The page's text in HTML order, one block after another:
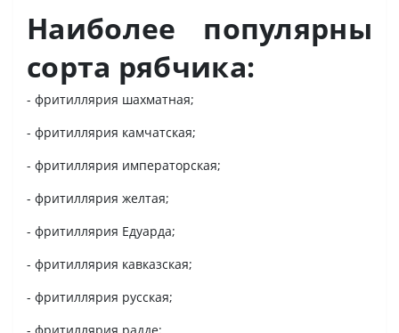
Наиболее популярны
сорта рябчика:
- фритиллярия шахматная;
- фритиллярия камчатская;
- фритиллярия императорская;
- фритиллярия желтая;
- фритиллярия Едуарда;
- фритиллярия кавказская;
- фритиллярия русская;